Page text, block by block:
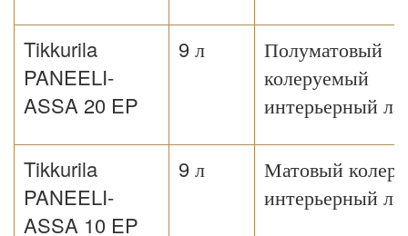
Tikkurila
PANEELI-
ASSA 20 EP
9 л
Полуматовый
колеруемый
интерьерный
Tikkurila
PANEELI-
ASSA 10 EP
9 л
Матовый
интерьерный